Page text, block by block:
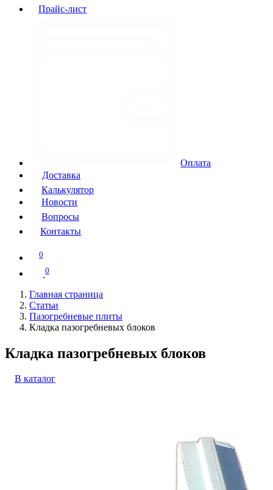
Прайс-лист
Оплата
Доставка
Калькулятор
Новости
Вопросы
Контакты
0
0
Главная страница
Статьи
Пазогребневые плиты
Кладка пазогребневых блоков
Кладка пазогребневых блоков
В каталог